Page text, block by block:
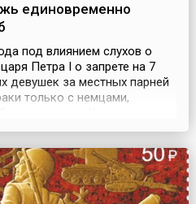
единовременно
под влиянием слухов о
Петра I о запрете на 7
девушек за местных парней
только с немцами,
сыграли сотню свадеб.
во всенародное